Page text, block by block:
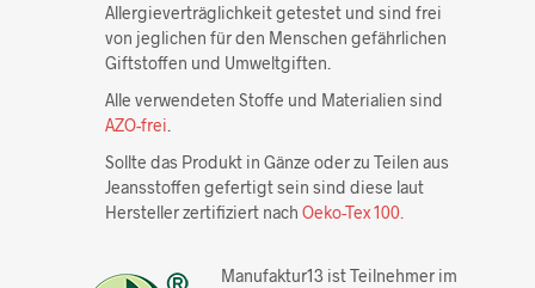
Allergieverträglichkeit getestet und sind frei
von jeglichen für den Menschen gefährlichen
Giftstoffen und Umweltgiften.
Alle verwendeten Stoffe und Materialien sind
AZO-frei
Sollte das Produkt in Gänze oder zu Teilen aus
Jeansstoffen gefertigt sein sind diese laut
Hersteller zertifiziert nach Oeko-Tex 100.
Manufaktur13 ist Teilnehmer im